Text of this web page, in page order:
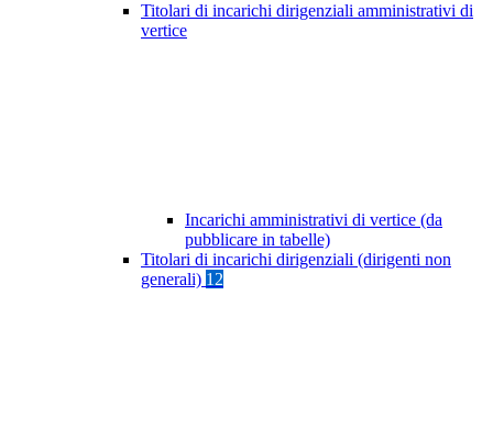
Titolari di incarichi dirigenziali amministrativi di
vertice
Incarichi amministrativi di vertice (da
pubblicare in tabelle)
Titolari di incarichi dirigenziali (dirigenti non
generali) 12